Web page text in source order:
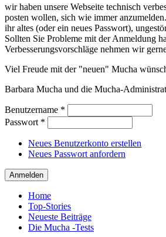
wir haben unsere Webseite technisch
posten wollen, sich wie immer
ihr altes (oder ein neues Passwort),
Sollten Sie Probleme mit der Anmeldung
Verbesserungsvorschläge nehmen wir
Viel Freude mit der "neuen" Mucha
Barbara Mucha und die Mucha-
Benutzername *
Passwort *
Neues Benutzerkonto erstellen
Neues Passwort anfordern
Home
Top-Stories
Neueste Beiträge
Die Mucha -Tests